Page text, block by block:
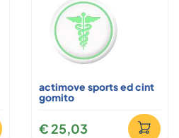
actimove sports ed cint
gomito
€ 25,03